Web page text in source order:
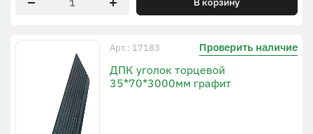
Арт.: 17183 Проверить наличие
ДПК уголок торцевой
35*70*3000мм графит